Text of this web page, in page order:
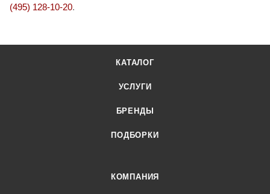
(495) 128-10-20.
КАТАЛОГ
УСЛУГИ
БРЕНДЫ
ПОДБОРКИ
КОМПАНИЯ